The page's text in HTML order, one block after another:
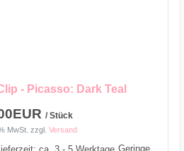
- Picasso: Dark Teal
/ Stück
MwSt. zzgl. Versand
Geringe